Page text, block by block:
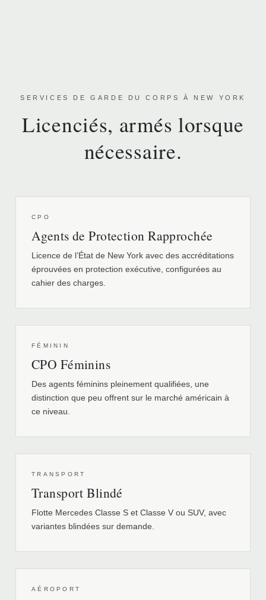
SERVICES DE GARDE DU CORPS À NEW YORK
Licenciés, armés lorsque
nécessaire.
CPO
Agents de Protection Rapprochée
Licence de l’État de New York avec des accréditations
éprouvées en protection exécutive, configurées au
cahier des charges.
FÉMININ
CPO Féminins
Des agents féminins pleinement qualifiées, une
distinction que peu offrent sur le marché américain à
ce niveau.
TRANSPORT
Transport Blindé
Flotte Mercedes Classe S et Classe V ou SUV, avec
variantes blindées sur demande.
AÉROPORT